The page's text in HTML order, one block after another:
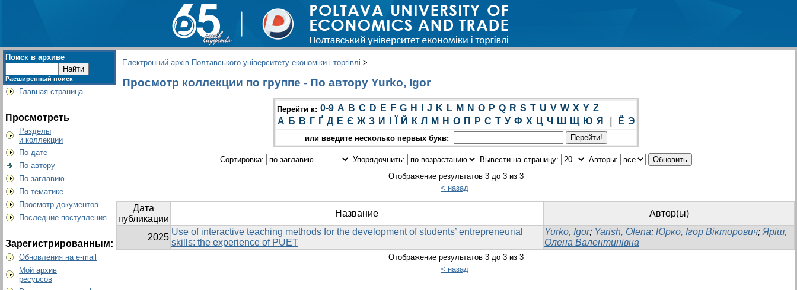
Поиск в архиве
Расширенный поиск
Главная страница
Просмотреть
Разделы
и коллекции
По дате
По автору
По заглавию
По тематике
Просмотр документов
Последние поступления
Зарегистрированным:
Обновления на e-mail
Мой архив
ресурсов
Електронний архів Полтавського університету економіки і торгівлі >
Просмотр коллекции по группе - По автору Yurko, Igor
Перейти к: 0-9 A B C D E F G H J K L M N O P Q R S T U V W X Y Z
А Б В Г Ґ Д Е Є Ж З И Й К Л М Н О П Р С Т У Ф Х Ц Ч Ш Щ Ю Я Ё Э
или введите несколько первых букв:
Сортировка: Упорядочнить: Вывести на страницу:
Авторы:
Отображение результатов 3 до 3 из 3
< назад
Дата
публикации
Название Автор(ы)
2025
Use of interactive teaching methods for the development of students’ entrepreneurial
skills: the experience of PUET
Yurko, Igor; Yarish, Olena; Юрко, Ігор Вікторович; Яріш,
Олена Валентинівна
Отображение результатов 3 до 3 из 3
< назад